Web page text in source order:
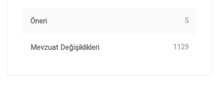
Öneri 5
Mevzuat Değişiklikleri 1129